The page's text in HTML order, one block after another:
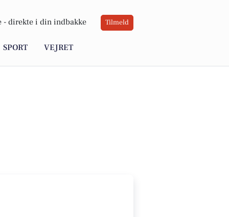
- direkte i din indbakke Tilmeld
SPORT VEJRET